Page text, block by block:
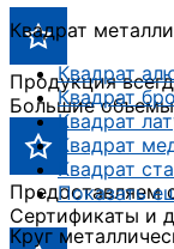
Квадрат
Квадрат
Квадрат
Квадрат
Квадрат
Квадрат
Показать
Круг
Продукция
Большие
Предоставляем
Сертификаты и